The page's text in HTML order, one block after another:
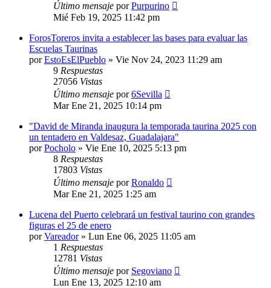
Último mensaje porPurpurino
Mié Feb 19, 2025 11:42 pm
ForosToreros invita a establecer las bases para evaluar las
Escuelas Taurinas
porEstoEsElPueblo » Vie Nov 24, 2023 11:29 am
9 Respuestas
27056 Vistas
Último mensaje por6Sevilla
Mar Ene 21, 2025 10:14 pm
"David de Miranda inaugura la temporada taurina 2025 con
un tentadero en Valdesaz, Guadalajara"
porPocholo » Vie Ene 10, 2025 5:13 pm
8 Respuestas
17803 Vistas
Último mensaje porRonaldo
Mar Ene 21, 2025 1:25 am
Lucena del Puerto celebrará un festival taurino con grandes
figuras el 25 de enero
porVareador» Lun Ene 06, 2025 11:05 am
1 Respuestas
12781 Vistas
Último mensaje por Segoviano
Lun Ene 13, 2025 12:10 am